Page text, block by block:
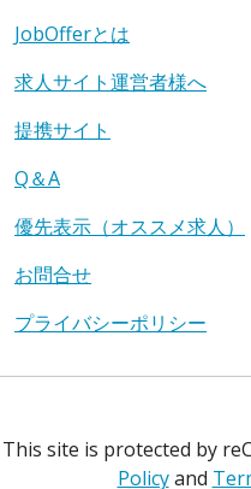
JobOfferとは
求人サイト運営者様へ
提携サイト
Q＆A
優先表示（オススメ求人）
お問合せ
プライバシーポリシー
This site is protected by
Policyand